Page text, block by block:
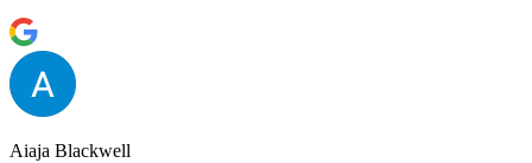
Aiaja Blackwell